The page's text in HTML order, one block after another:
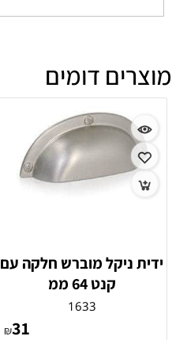
מוצרים דומים
ידית ניקל מוברש חלקה עם
קנט 64 ממ
1633
₪31